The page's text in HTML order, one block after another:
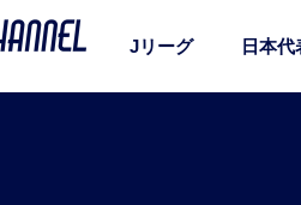
Jリーグ 日本代